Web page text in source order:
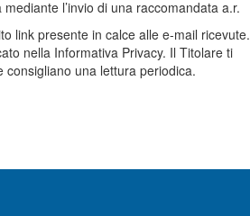
l’invio di una raccomandata a.r.
link presente in calce alle e-mail ricevute.
nella Informativa Privacy. Il Titolare ti
una lettura periodica.